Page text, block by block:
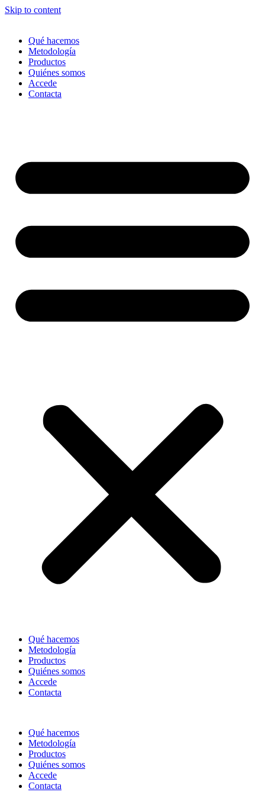
Skip to content
Qué hacemos
Metodología
Productos
Quiénes somos
Accede
Contacta
Qué hacemos
Metodología
Productos
Quiénes somos
Accede
Contacta
Qué hacemos
Metodología
Productos
Quiénes somos
Accede
Contacta